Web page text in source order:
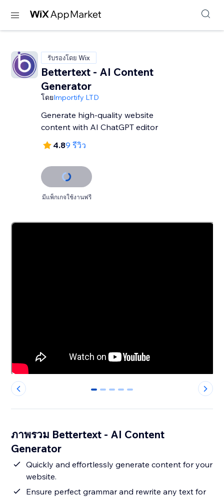
รับรองโดย Wix
Bettertext - AI Content
Generator
โดยImportify LTD
Generate high-quality website
content with AI ChatGPT editor
4.89 รีวิว
มีแพ็กเกจใช้งานฟรี
0 1 2 3 4
ภาพรวม Bettertext - AI Content
Generator
Quickly and effortlessly generate content for your
website.
Ensure perfect grammar and rewrite any text for